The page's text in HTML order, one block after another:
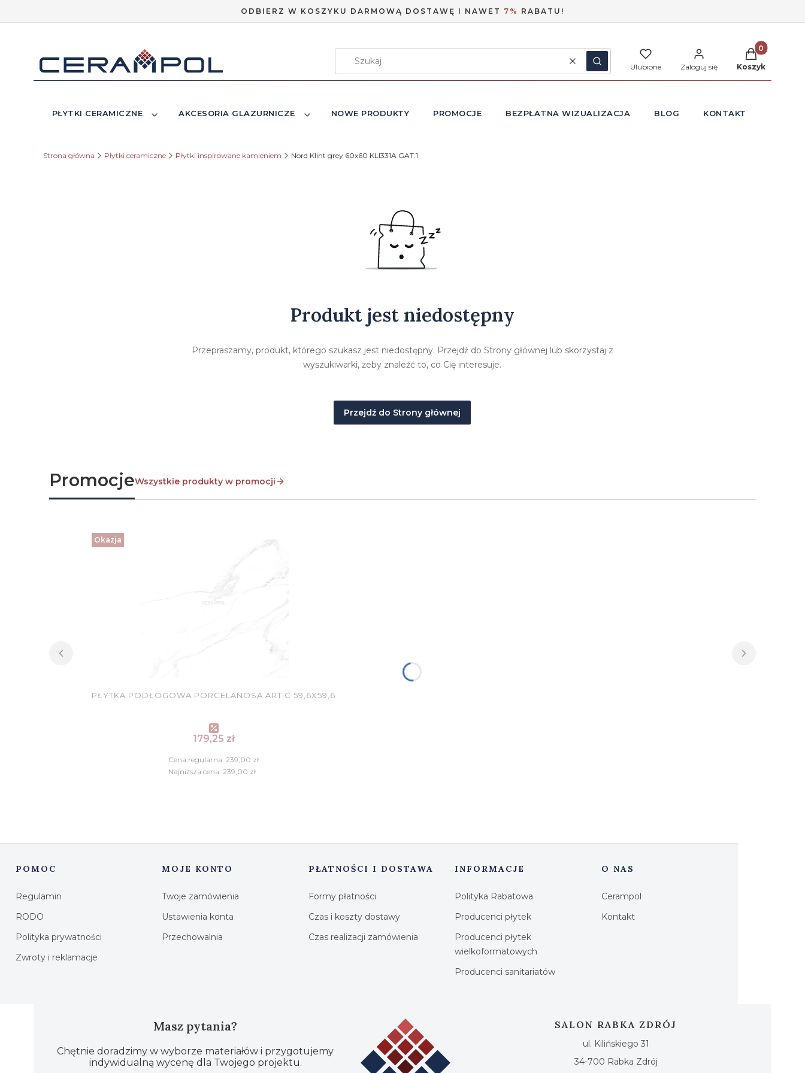
ODBIERZ W KOSZYKU DARMOWĄ DOSTAWĘ I NAWET 7% RABATU!
WyczyśćSzukaj Ulubione Zaloguj się
Produkty w
Koszyk
PŁYTKI CERAMICZNE AKCESORIA GLAZURNICZE NOWE PRODUKTY PROMOCJE BEZPŁATNA WIZUALIZACJA BLOG KONTAKT
Strona główna Płytki ceramiczne Płytki inspirowane kamieniem Nord Klint grey 60x60 KLI331A GAT.1
Produkt jest niedostępny
Przepraszamy, produkt, którego szukasz jest niedostępny. Przejdź do Strony głównej lub skorzystaj z
wyszukiwarki, żeby znaleźć to, co Cię interesuje.
Przejdź do Strony głównej
PromocjeWszystkie produkty w promocji
Okazja
PŁYTKA PODŁOGOWA PORCELANOSA ARTIC 59,6X59,6
Cena promocyjna
179,25 zł
Cena regularna: 239,00 zł
Najniższa cena: 239,00 zł
Linki w stopce
POMOC
Regulamin
RODO
Polityka prywatności
Zwroty i reklamacje
MOJE KONTO
Twoje zamówienia
Ustawienia konta
Przechowalnia
PŁATNOŚCI I DOSTAWA
Formy płatności
Czas i koszty dostawy
Czas realizacji zamówienia
INFORMACJE
Polityka Rabatowa
Producenci płytek
Producenci płytek
wielkoformatowych
Producenci sanitariatów
O NAS
Cerampol
Kontakt
Masz pytania?
Chętnie doradzimy w wyborze materiałów i przygotujemy
indywidualną wycenę dla Twojego projektu.
SALON RABKA ZDRÓJ
ul. Kilińskiego 31
34-700 Rabka Zdrój